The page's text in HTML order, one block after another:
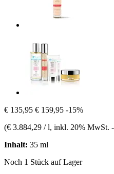
€ 135,95 € 159,95 -15%
(€ 3.884,29 / l, inkl. 20% MwSt. -
Inhalt: 35 ml
Noch 1 Stück auf Lager